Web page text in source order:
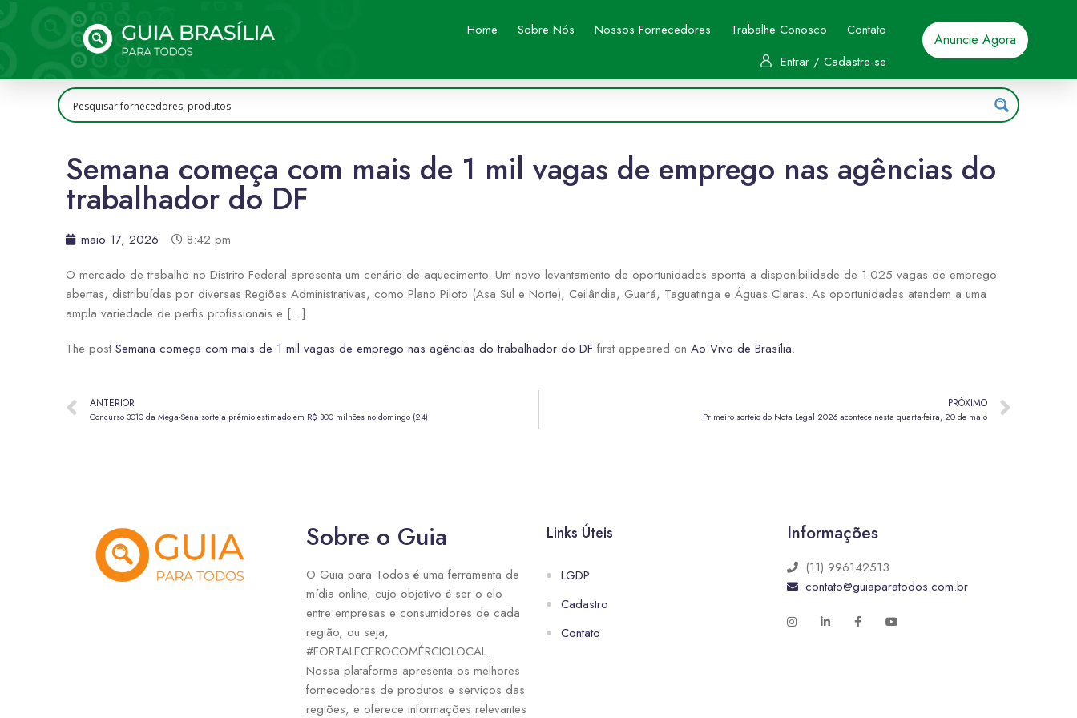
Home Sobre Nós Nossos Fornecedores Trabalhe Conosco
Contato
Entrar / Cadastre-se
Anuncie Agora
Semana começa com mais de 1 mil vagas de emprego nas agências do
trabalhador do DF
maio 17, 2026
8:42 pm
O mercado de trabalho no Distrito Federal apresenta um cenário de aquecimento. Um novo levantamento de oportunidades aponta a disponibilidade de 1.025 vagas de emprego
abertas, distribuídas por diversas Regiões Administrativas, como Plano Piloto (Asa Sul e Norte), Ceilândia, Guará, Taguatinga e Águas Claras. As oportunidades atendem a uma
ampla variedade de perfis profissionais e […]
The post Semana começa com mais de 1 mil vagas de emprego nas agências do trabalhador do DF first appeared on Ao Vivo de Brasília.
ANTERIOR
Concurso 3010 da Mega-Sena sorteia prêmio estimado em R$ 300 milhões no domingo (24)
PRÓXIMO
Primeiro sorteio do Nota Legal 2026 acontece nesta quarta-feira, 20 de maio
Sobre o Guia
O Guia para Todos é uma ferramenta de
mídia online, cujo objetivo é ser o elo
entre empresas e consumidores de cada
região, ou seja,
#FORTALECEROCOMÉRCIOLOCAL.
Nossa plataforma apresenta os melhores
fornecedores de produtos e serviços das
regiões, e oferece informações relevantes
Links Úteis
LGDP
Cadastro
Contato
Informações
(11) 996142513
contato@guiaparatodos.com.br